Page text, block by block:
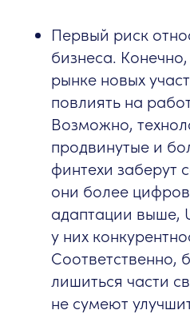
Первый риск
бизнеса.
рынке новых
повлиять на
Возможно,
продвинутые и
финтехи заберут
они более
адаптации выше,
у них
Соответственно,
лишиться части
не сумеют